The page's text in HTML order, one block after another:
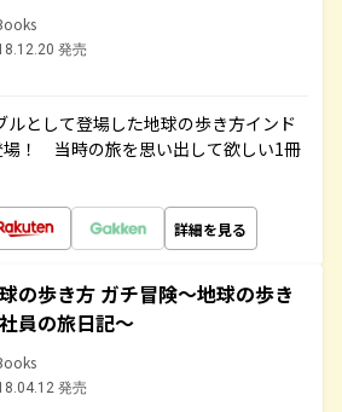
発売
ルとして登場した地球の歩き方インド
場！ 当時の旅を思い出して欲しい1冊
詳細を見る
の歩き方 ガチ冒険～地球の歩き
員の旅日記～
発売